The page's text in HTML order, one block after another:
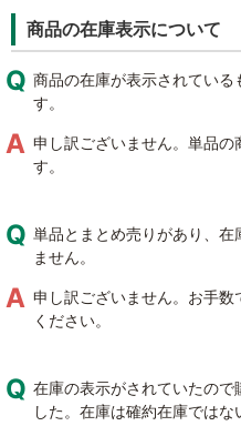
商品の在庫表示について
商品の在庫が表示されている
す。
申し訳ございません。単品の
す。
単品とまとめ売りがあり、在
ません。
申し訳ございません。お手
ください。
在庫の表示がされていたので
した。在庫は確約在庫ではな